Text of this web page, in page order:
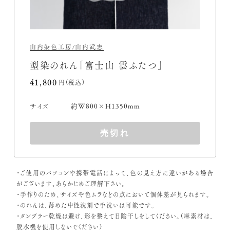
山内染色工房/山内武志
型染のれん「富士山 雲ふたつ」
41,800円(税込)
サイズ 約W800×H1350mm
売切れ
・ご使用のパソコンや携帯電話によって、色の見え方に違いがある場合
がございます。あらかじめご理解下さい。
・手作りのため、サイズや色ムラなどの点において個体差が見られます。
・のれんは、薄めた中性洗剤で手洗いは可能です。
・タンブラー乾燥は避け、形を整えて日陰干しをしてください。（麻素材は、
脱水機を使用しないでください）